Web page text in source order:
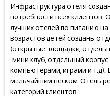
Инфраструктура отеля
потребности всех клиентов.
лучших отелей по питанию
возрастов детей созданы
(открытые площадки,
-мини клуб, отдельный
компьютерами, играми и т.д).
мельчайшим песком. Отель
категорий клиентов.